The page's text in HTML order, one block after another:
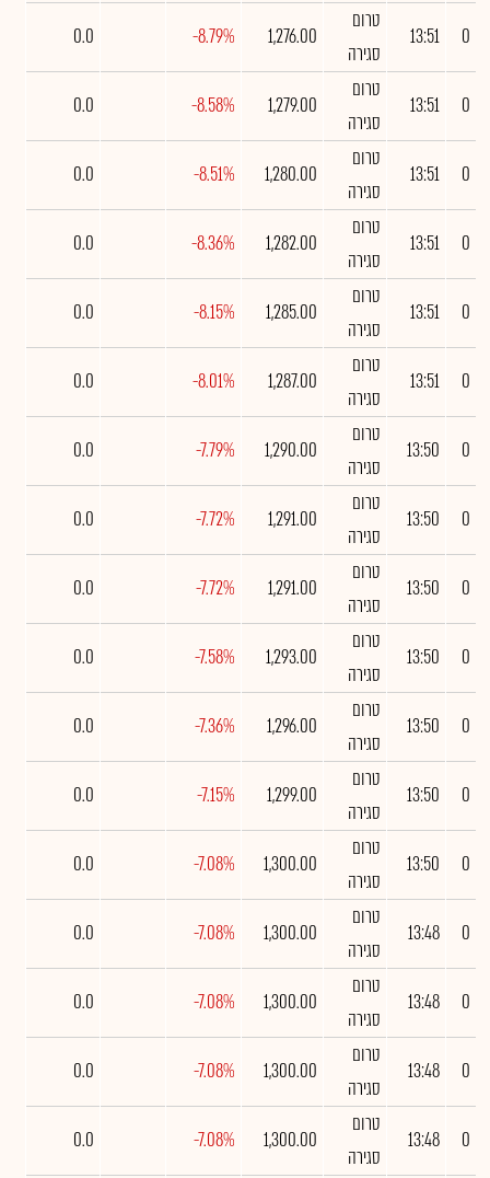
0
13:51
טרום
סגירה
1,276.00
-8.79%
0.0
0
13:51
טרום
סגירה
1,279.00
-8.58%
0.0
0
13:51
טרום
סגירה
1,280.00
-8.51%
0.0
0
13:51
טרום
סגירה
1,282.00
-8.36%
0.0
0
13:51
טרום
סגירה
1,285.00
-8.15%
0.0
0
13:51
טרום
סגירה
1,287.00
-8.01%
0.0
0
13:50
טרום
סגירה
1,290.00
-7.79%
0.0
0
13:50
טרום
סגירה
1,291.00
-7.72%
0.0
0
13:50
טרום
סגירה
1,291.00
-7.72%
0.0
0
13:50
טרום
סגירה
1,293.00
-7.58%
0.0
0
13:50
טרום
סגירה
1,296.00
-7.36%
0.0
0
13:50
טרום
סגירה
1,299.00
-7.15%
0.0
0
13:50
טרום
סגירה
1,300.00
-7.08%
0.0
0
13:48
טרום
סגירה
1,300.00
-7.08%
0.0
0
13:48
טרום
סגירה
1,300.00
-7.08%
0.0
0
13:48
טרום
סגירה
1,300.00
-7.08%
0.0
0
13:48
טרום
סגירה
1,300.00
-7.08%
0.0